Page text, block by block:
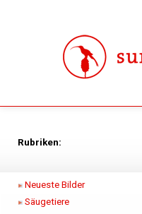
Rubriken:
Neueste Bilder
Säugetiere